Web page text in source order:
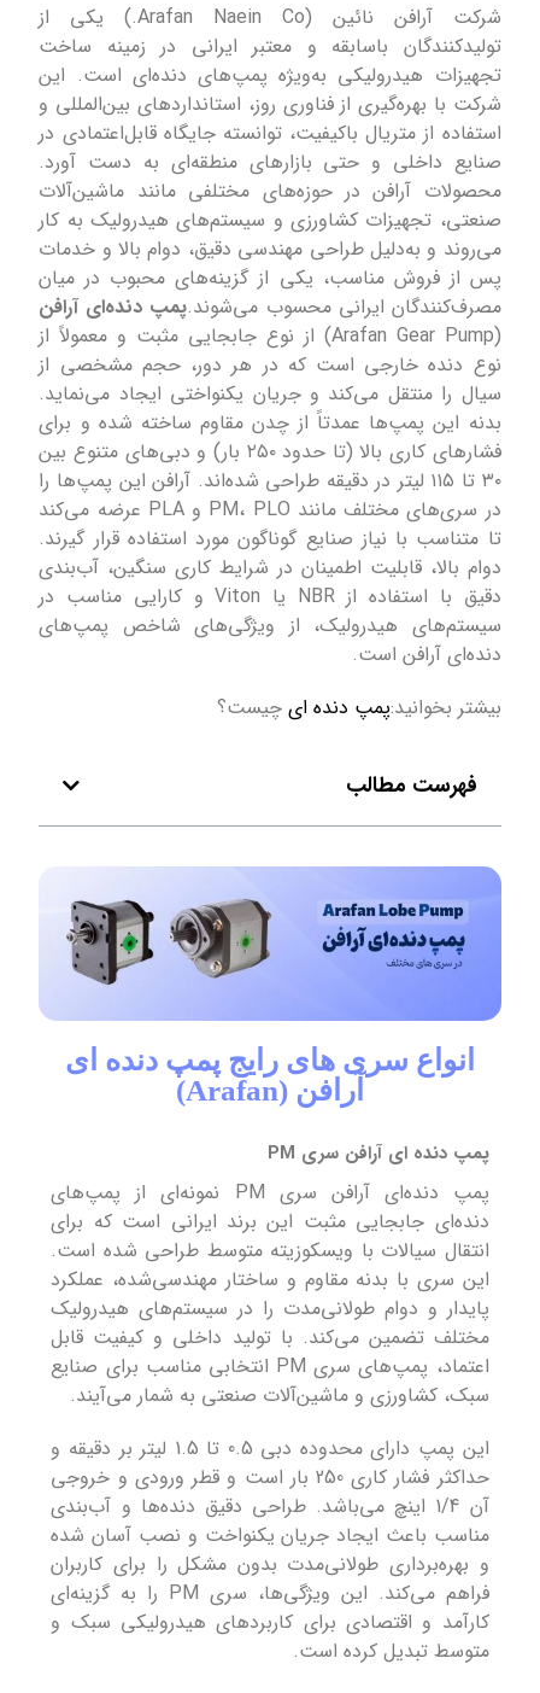
شرکت آرافن نائین (Arafan Naein Co.) یکی از
تولیدکنندگان باسابقه و معتبر ایرانی در زمینه ساخت
تجهیزات هیدرولیکی به‌ویژه پمپ‌های دنده‌ای است. این
شرکت با بهره‌گیری از فناوری روز، استانداردهای بین‌المللی و
استفاده از متریال باکیفیت، توانسته جایگاه قابل‌اعتمادی در
صنایع داخلی و حتی بازارهای منطقه‌ای به دست آورد.
محصولات آرافن در حوزه‌های مختلفی مانند ماشین‌آلات
صنعتی، تجهیزات کشاورزی و سیستم‌های هیدرولیک به کار
می‌روند و به‌دلیل طراحی مهندسی دقیق، دوام بالا و خدمات
پس از فروش مناسب، یکی از گزینه‌های محبوب در میان
مصرف‌کنندگان ایرانی محسوب می‌شوند.پمپ دنده‌ای آرافن
(Arafan Gear Pump) از نوع جابجایی مثبت و معمولاً از
نوع دنده خارجی است که در هر دور، حجم مشخصی از
سیال را منتقل می‌کند و جریان یکنواختی ایجاد می‌نماید.
بدنه این پمپ‌ها عمدتاً از چدن مقاوم ساخته شده و برای
فشارهای کاری بالا (تا حدود ۲۵۰ بار) و دبی‌های متنوع بین
۳۰ تا ۱۱۵ لیتر در دقیقه طراحی شده‌اند. آرافن این پمپ‌ها را
در سری‌های مختلف مانند PM، PLO و PLA عرضه می‌کند
تا متناسب با نیاز صنایع گوناگون مورد استفاده قرار گیرند.
دوام بالا، قابلیت اطمینان در شرایط کاری سنگین، آب‌بندی
دقیق با استفاده از NBR یا Viton و کارایی مناسب در
سیستم‌های هیدرولیک، از ویژگی‌های شاخص پمپ‌های
دنده‌ای آرافن است.
بیشتر بخوانید:پمپ دنده ای چیست؟
فهرست مطالب
انواع سری های رایج پمپ دنده ای
آرافن (Arafan)
پمپ دنده ای آرافن سری PM
پمپ دنده‌ای آرافن سری PM نمونه‌ای از پمپ‌های
دنده‌ای جابجایی مثبت این برند ایرانی است که برای
انتقال سیالات با ویسکوزیته متوسط طراحی شده است.
این سری با بدنه مقاوم و ساختار مهندسی‌شده، عملکرد
پایدار و دوام طولانی‌مدت را در سیستم‌های هیدرولیک
مختلف تضمین می‌کند. با تولید داخلی و کیفیت قابل
اعتماد، پمپ‌های سری PM انتخابی مناسب برای صنایع
سبک، کشاورزی و ماشین‌آلات صنعتی به شمار می‌آیند.
این پمپ دارای محدوده دبی 0.5 تا 1.5 لیتر بر دقیقه و
حداکثر فشار کاری 250 بار است و قطر ورودی و خروجی
آن 1/4 اینچ می‌باشد. طراحی دقیق دنده‌ها و آب‌بندی
مناسب باعث ایجاد جریان یکنواخت و نصب آسان شده
و بهره‌برداری طولانی‌مدت بدون مشکل را برای کاربران
فراهم می‌کند. این ویژگی‌ها، سری PM را به گزینه‌ای
کارآمد و اقتصادی برای کاربردهای هیدرولیکی سبک و
متوسط تبدیل کرده است.